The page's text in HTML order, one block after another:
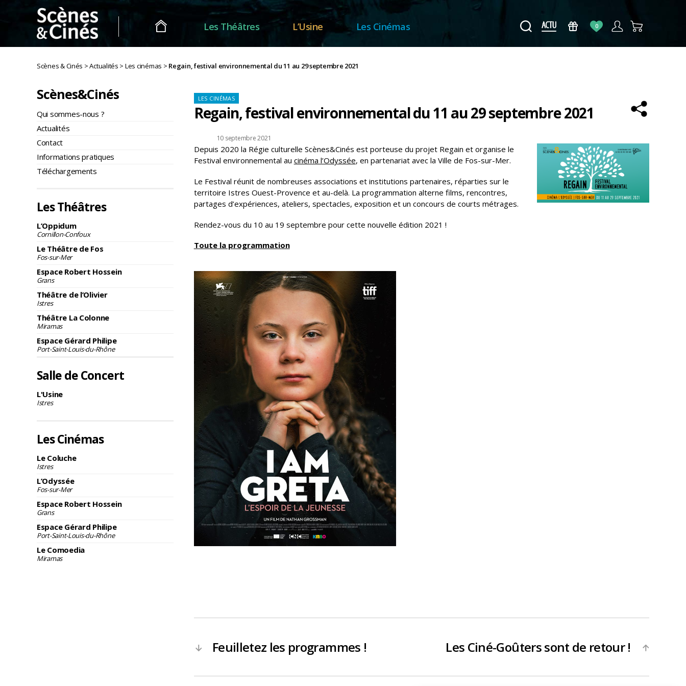
Scènes
Cinés
Les Théâtres L’Usine Les Cinémas 0
Scènes & Cinés >Actualités > Les cinémas > Regain, festival environnemental du 11 au 29 septembre 2021
Scènes&Cinés
Qui sommes-nous ?
Actualités
Contact
Informations pratiques
Téléchargements
Les Théâtres
L’Oppidum
Cornillon-Confoux
Le Théâtre de Fos
Fos-sur-Mer
Espace Robert Hossein
Grans
Théâtre de l’Olivier
Istres
Théâtre La Colonne
Miramas
Espace Gérard Philipe
Port-Saint-Louis-du-Rhône
Salle de Concert
L'Usine
Istres
Les Cinémas
Le Coluche
Istres
L’Odyssée
Fos-sur-Mer
Espace Robert Hossein
Grans
Espace Gérard Philipe
Port-Saint-Louis-du-Rhône
Le Comoedia
Miramas
Catégories
LES CINÉMAS
Regain, festival environnemental du 11 au 29 septembre 2021
Date
de
l’article
10 septembre 2021
Depuis 2020 la Régie culturelle Scènes&Cinés est porteuse du projet Regain et organise le
Festival environnemental au cinéma l’Odyssée, en partenariat avec la Ville de Fos-sur-Mer.
Le Festival réunit de nombreuses associations et institutions partenaires, réparties sur le
territoire Istres Ouest-Provence et au-delà. La programmation alterne films, rencontres,
partages d’expériences, ateliers, spectacles, exposition et un concours de courts métrages.
Rendez-vous du 10 au 19 septembre pour cette nouvelle édition 2021 !
Toute la programmation
← Feuilletez les programmes ! →
Les Ciné-Goûters sont de retour !